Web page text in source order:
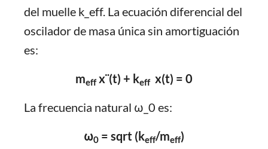
del muelle k_eff. La ecuación diferencial del
oscilador de masa única sin amortiguación
es:
meffx¨(t) + keffx(t) = 0
La frecuencia natural ω_0 es:
ω0 = sqrt (keff/meff)